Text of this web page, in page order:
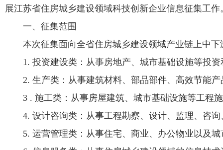
展江苏省住房城乡建设领域科技创新企业信息征集工
一、征集范围
本次征集面向全省住房城乡建设领域产业链上中
1. 投资建设类：从事房地产、城市基础设施等投
2. 生产类：从事建筑材料、部品部件、高效节能
3 . 施工类：从事房屋建筑、城市基础设施等工程
4. 设计咨询类：从事工程勘察、设计、监理、咨
5. 运营管理类：从事住宅、商业、办公物业以及